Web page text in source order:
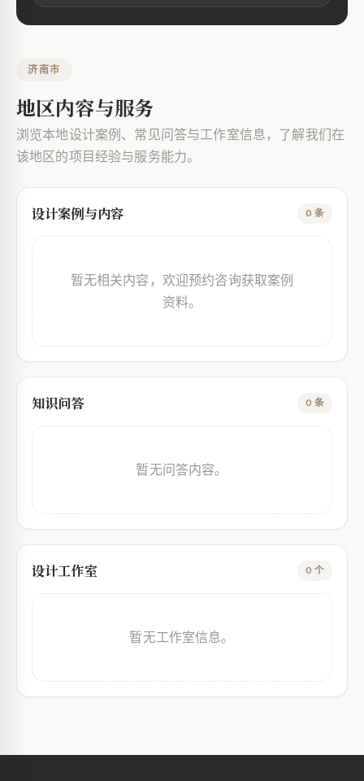
济南市
地区内容与服务
浏览本地设计案例、常见问答与工作室信息，了解我们在
该地区的项目经验与服务能力。
设计案例与内容 0 条
暂无相关内容，欢迎预约咨询获取案例
资料。
知识问答 0 条
暂无问答内容。
设计工作室 0 个
暂无工作室信息。